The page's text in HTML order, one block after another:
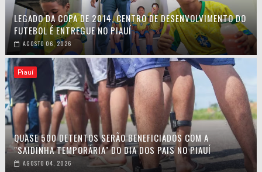
LEGADO DA COPA DE 2014, CENTRO DE DESENVOLVIMENTO DO
FUTEBOL É ENTREGUE NO PIAUÍ
AGOSTO 06, 2026
Piauí
QUASE 500 DETENTOS SERÃO BENEFICIADOS COM A
"SAIDINHA TEMPORÁRIA" DO DIA DOS PAIS NO PIAUÍ
AGOSTO 04, 2026